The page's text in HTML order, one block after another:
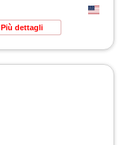
Più dettagli